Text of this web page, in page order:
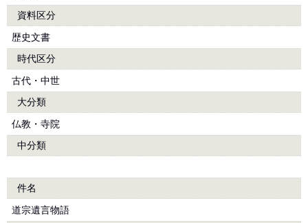
資料区分
歴史文書
時代区分
古代・中世
大分類
仏教・寺院
中分類
件名
道宗遺言物語